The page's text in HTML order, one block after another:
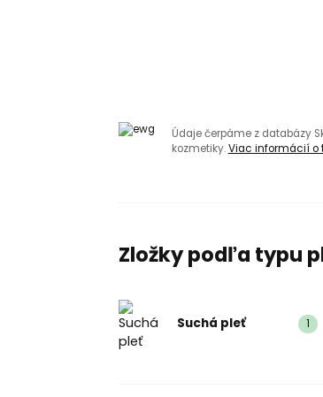
Údaje čerpáme z databázy
kozmetiky.Viac informácií o
Zložky podľa typu
Suchá pleť 1